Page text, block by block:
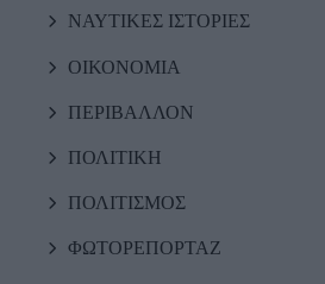
ΝΑΥΤΙΚΕΣ ΙΣΤΟΡΙΕΣ
ΟΙΚΟΝΟΜΙΑ
ΠΕΡΙΒΑΛΛΟΝ
ΠΟΛΙΤΙΚΗ
ΠΟΛΙΤΙΣΜΟΣ
ΦΩΤΟΡΕΠΟΡΤΑΖ